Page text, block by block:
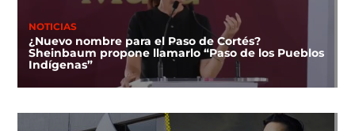
NOTICIAS
¿Nuevo nombre para el Paso de Cortés?
Sheinbaum propone llamarlo “Paso de los Pueblos
Indígenas”